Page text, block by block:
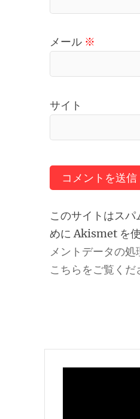
メール ※
サイト
このサイトはスパ
めに Akismet を使
メントデータの
こちらをご覧くだ